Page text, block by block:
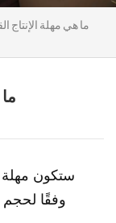
ما هي مهلة الإنتاج
وفقًا لحجم